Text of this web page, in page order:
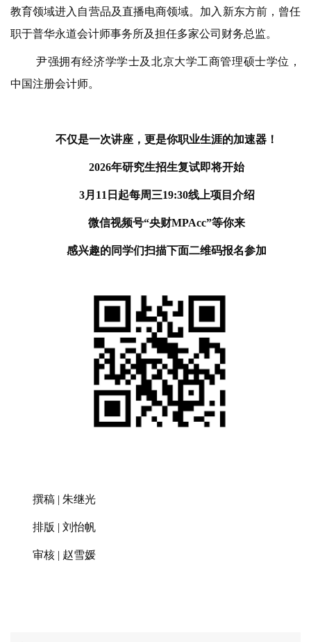
教育领域进入自营品及直播电商领域。加入新东方前，曾任
职于普华永道会计师事务所及担任多家公司财务总监。
尹强拥有经济学学士及北京大学工商管理硕士学位，
中国注册会计师。
不仅是一次讲座，更是你职业生涯的加速器！
2026年研究生招生复试即将开始
3月11日起每周三19:30线上项目介绍
微信视频号“央财MPAcc”等你来
感兴趣的同学们扫描下面二维码报名参加
撰稿 | 朱继光
排版 | 刘怡帆
审核 | 赵雪媛